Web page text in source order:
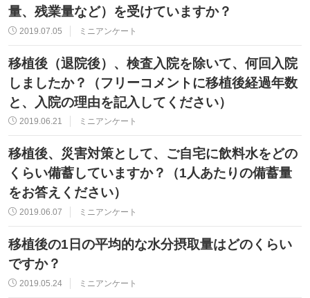
量、残業量など）を受けていますか？
2019.07.05 ミニアンケート
移植後（退院後）、検査入院を除いて、何回入院
しましたか？（フリーコメントに移植後経過年数
と、入院の理由を記入してください）
2019.06.21 ミニアンケート
移植後、災害対策として、ご自宅に飲料水をどの
くらい備蓄していますか？（1人あたりの備蓄量
をお答えください）
2019.06.07 ミニアンケート
移植後の1日の平均的な水分摂取量はどのくらい
ですか？
2019.05.24 ミニアンケート